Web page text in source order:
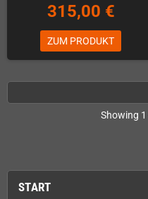
START
315,00 €
ZUM PRODUKT
Showing